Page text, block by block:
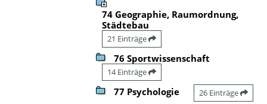
74 Geographie, Raumordnung,
Städtebau
21 Einträge
76 Sportwissenschaft
14 Einträge
77 Psychologie 26 Einträge